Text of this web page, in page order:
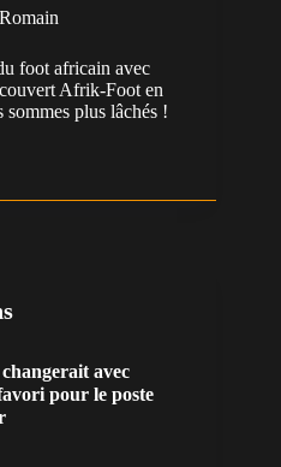
foot africain avec
Afrik-Foot en
plus lâchés !
avec
pour le poste